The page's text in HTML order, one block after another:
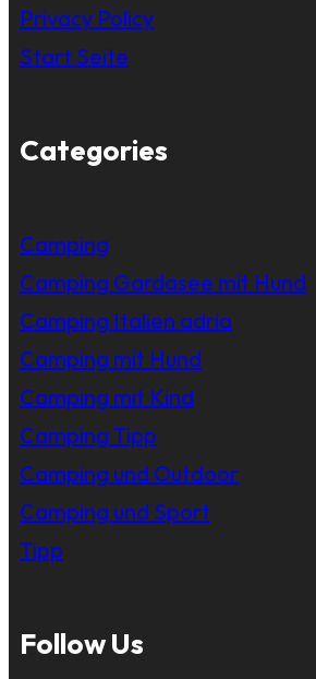
Privacy Policy
Start Seite
Categories
Camping
Camping Gardasee mit Hund
Camping Italien adria
Camping mit Hund
Camping mit Kind
Camping Tipp
Camping und Outdoor
Camping und Sport
Tipp
Follow Us